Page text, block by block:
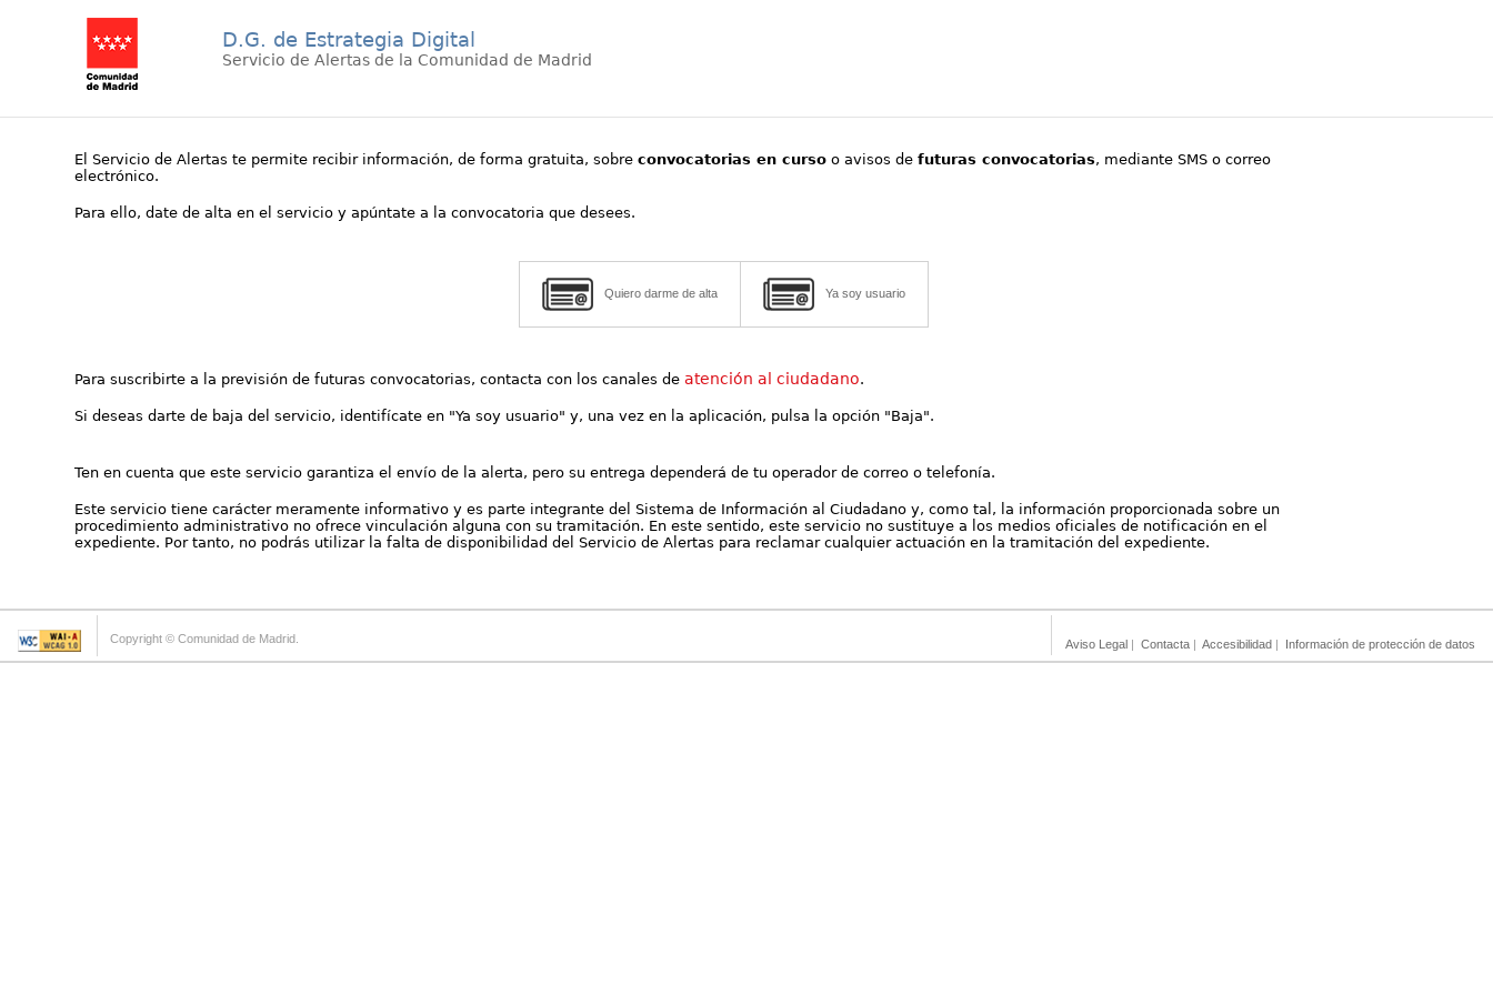
D.G. de Estrategia Digital
Servicio de Alertas de la Comunidad de Madrid
El Servicio de Alertas te permite recibir información, de forma gratuita, sobreconvocatorias en curso o avisos defuturas convocatorias, mediante SMS o correo
electrónico.
Para ello, date de alta en el servicio y apúntate a la convocatoria que desees.
Quiero darme de alta Ya soy usuario
Para suscribirte a la previsión de futuras convocatorias, contacta con los canales deatención al ciudadano.
Si deseas darte de baja del servicio, identifícate en "Ya soy usuario" y, una vez en la aplicación, pulsa la opción "Baja".
Ten en cuenta que este servicio garantiza el envío de la alerta, pero su entrega dependerá de tu operador de correo o telefonía.
Este servicio tiene carácter meramente informativo y es parte integrante del Sistema de Información al Ciudadano y, como tal, la información proporcionada sobre un
procedimiento administrativo no ofrece vinculación alguna con su tramitación. En este sentido, este servicio no sustituye a los medios oficiales de notificación en el
expediente. Por tanto, no podrás utilizar la falta de disponibilidad del Servicio de Alertas para reclamar cualquier actuación en la tramitación del expediente.
Copyright © Comunidad de Madrid. Aviso Legal | Contacta | Accesibilidad | Información de protección de datos